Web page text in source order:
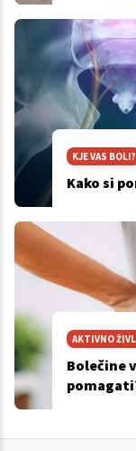
KJE VAS BOLI?
Kako si
AKTIVNO
Bolečine